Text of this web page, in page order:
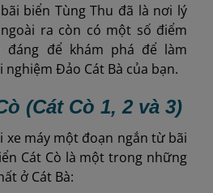
biển Tùng Thu đã là nơi lý
ra còn có một số điểm
đáng để khám phá để làm
Đảo Cát Bà của bạn.
(Cát Cò 1, 2 và 3)
xe máy một đoạn ngắn từ bãi
Cát Cò là một trong những
ở Cát Bà: